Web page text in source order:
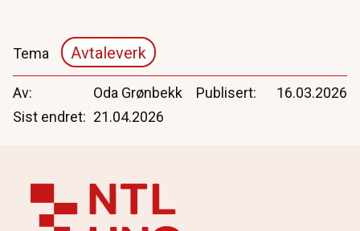
Tema Avtaleverk
Av Oda Grønbekk Publisert
16.03.2026
Sist endret
21.04.2026